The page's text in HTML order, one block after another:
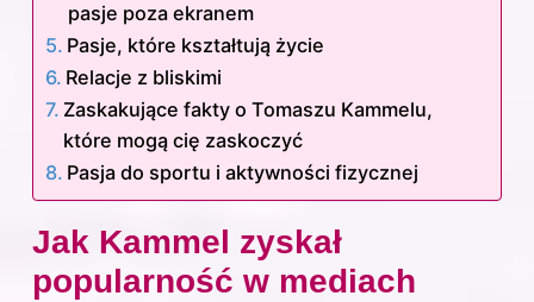
pasje poza ekranem
Pasje, które kształtują życie
Relacje z bliskimi
Zaskakujące fakty o Tomaszu Kammelu,
które mogą cię zaskoczyć
Pasja do sportu i aktywności fizycznej
Jak Kammel zyskał
popularność w mediach